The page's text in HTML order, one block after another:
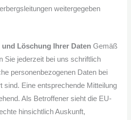
weitergegeben
Löschung Ihrer Daten Gemäß
Sie jederzeit bei uns schriftlich
personenbezogenen Daten bei
sind. Eine entsprechende Mitteilung
Als Betroffener sieht die EU-
hinsichtlich Auskunft,